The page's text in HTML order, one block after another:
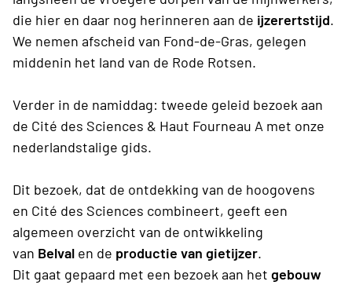
die hier en daar nog herinneren aan de ijzerertstijd.
We nemen afscheid van Fond-de-Gras, gelegen
middenin het land van de Rode Rotsen.
Verder in de namiddag: tweede geleid bezoek aan
de Cité des Sciences & Haut Fourneau A met onze
nederlandstalige gids.
Dit bezoek, dat de ontdekking van de hoogovens
en Cité des Sciences combineert, geeft een
algemeen overzicht van de ontwikkeling
van Belval en de productie van gietijzer.
Dit gaat gepaard met een bezoek aan het gebouw